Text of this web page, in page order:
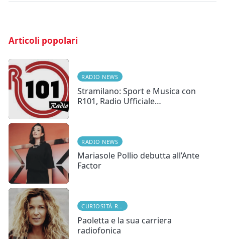
Articoli popolari
RADIO NEWS
Stramilano: Sport e Musica con
R101, Radio Ufficiale…
RADIO NEWS
Mariasole Pollio debutta all’Ante
Factor
CURIOSITÀ RADIOFONICHE
Paoletta e la sua carriera
radiofonica